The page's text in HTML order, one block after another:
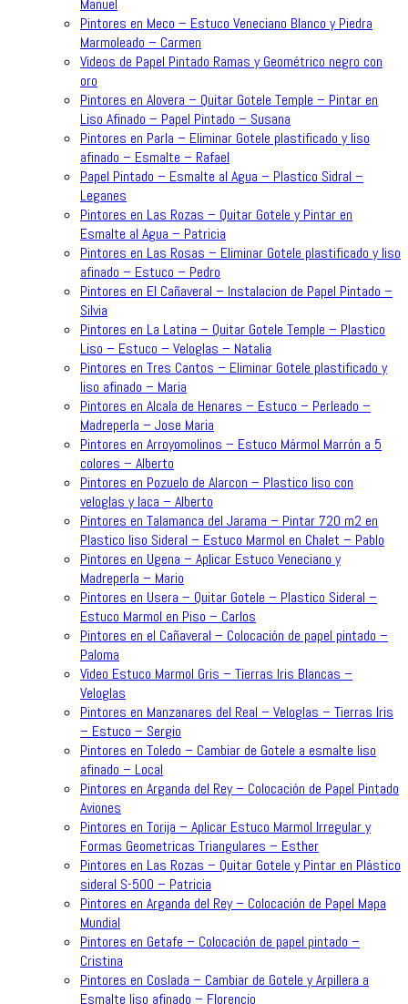
Manuel
Pintores en Meco – Estuco Veneciano Blanco y Piedra
Marmoleado – Carmen
Videos de Papel Pintado Ramas y Geométrico negro con
oro
Pintores en Alovera – Quitar Gotele Temple – Pintar en
Liso Afinado – Papel Pintado – Susana
Pintores en Parla – Eliminar Gotele plastificado y liso
afinado – Esmalte – Rafael
Papel Pintado – Esmalte al Agua – Plastico Sidral –
Leganes
Pintores en Las Rozas – Quitar Gotele y Pintar en
Esmalte al Agua – Patricia
Pintores en Las Rosas – Eliminar Gotele plastificado y liso
afinado – Estuco – Pedro
Pintores en El Cañaveral – Instalacion de Papel Pintado –
Silvia
Pintores en La Latina – Quitar Gotele Temple – Plastico
Liso – Estuco – Veloglas – Natalia
Pintores en Tres Cantos – Eliminar Gotele plastificado y
liso afinado – Maria
Pintores en Alcala de Henares – Estuco – Perleado –
Madreperla – Jose Maria
Pintores en Arroyomolinos – Estuco Mármol Marrón a 5
colores – Alberto
Pintores en Pozuelo de Alarcon – Plastico liso con
veloglas y laca – Alberto
Pintores en Talamanca del Jarama – Pintar 720 m2 en
Plastico liso Sideral – Estuco Marmol en Chalet – Pablo
Pintores en Ugena – Aplicar Estuco Veneciano y
Madreperla – Mario
Pintores en Usera – Quitar Gotele – Plastico Sideral –
Estuco Marmol en Piso – Carlos
Pintores en el Cañaveral – Colocación de papel pintado –
Paloma
Video Estuco Marmol Gris – Tierras Iris Blancas –
Veloglas
Pintores en Manzanares del Real – Veloglas – Tierras Iris
– Estuco – Sergio
Pintores en Toledo – Cambiar de Gotele a esmalte liso
afinado – Local
Pintores en Arganda del Rey – Colocación de Papel Pintado
Aviones
Pintores en Torija – Aplicar Estuco Marmol Irregular y
Formas Geometricas Triangulares – Esther
Pintores en Las Rozas – Quitar Gotele y Pintar en Plástico
sideral S-500 – Patricia
Pintores en Arganda del Rey – Colocación de Papel Mapa
Mundial
Pintores en Getafe – Colocación de papel pintado –
Cristina
Pintores en Coslada – Cambiar de Gotele y Arpillera a
Esmalte liso afinado – Florencio